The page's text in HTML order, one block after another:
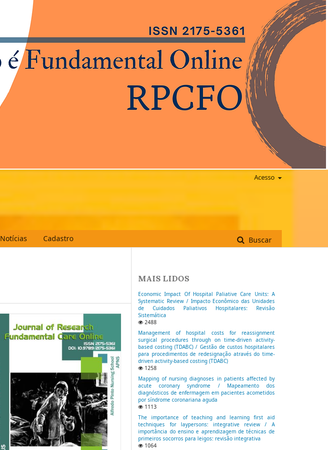
Notícias Cadastro Buscar
Acesso
MAIS LIDOS
Economic Impact Of Hospital Paliative Care Units: A
Systematic Review / Impacto Econômico das Unidades
de Cuidados Paliativos Hospitalares: Revisão
Sistemática
2488
Management of hospital costs for reassignment
surgical procedures through on time-driven activity-
based costing (TDABC) / Gestão de custos hospitalares
para procedimentos de redesignação através do time-
driven activity-based costing (TDABC)
1258
Mapping of nursing diagnoses in patients affected by
acute coronary syndrome / Mapeamento dos
diagnósticos de enfermagem em pacientes acometidos
por síndrome coronariana aguda
1113
The importance of teaching and learning first aid
techniques for laypersons: integrative review / A
importância do ensino e aprendizagem de técnicas de
primeiros socorros para leigos: revisão integrativa
1064